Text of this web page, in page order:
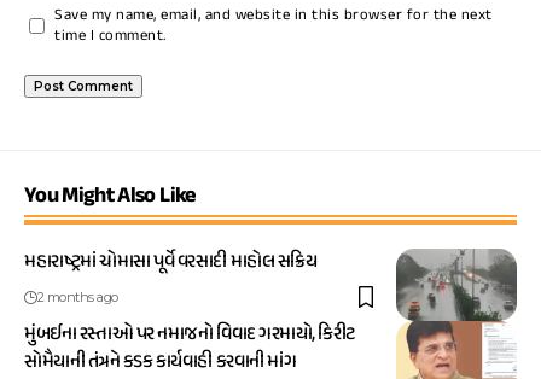
Save my name, email, and website in this browser for the next
time I comment.
You Might Also Like
મહારાષ્ટ્રમાં ચોમાસા પૂર્વે વરસાદી માહોલ સક્રિય
2 months ago
મુંબઈના રસ્તાઓ પર નમાજનો વિવાદ ગરમાયો, કિરીટ
સોમૈયાની તંત્રને કડક કાર્યવાહી કરવાની માંગ